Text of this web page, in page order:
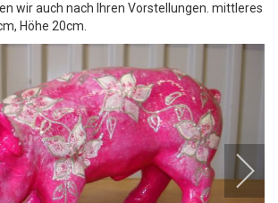
wir auch nach Ihren Vorstellungen. mittleres
Höhe 20cm.